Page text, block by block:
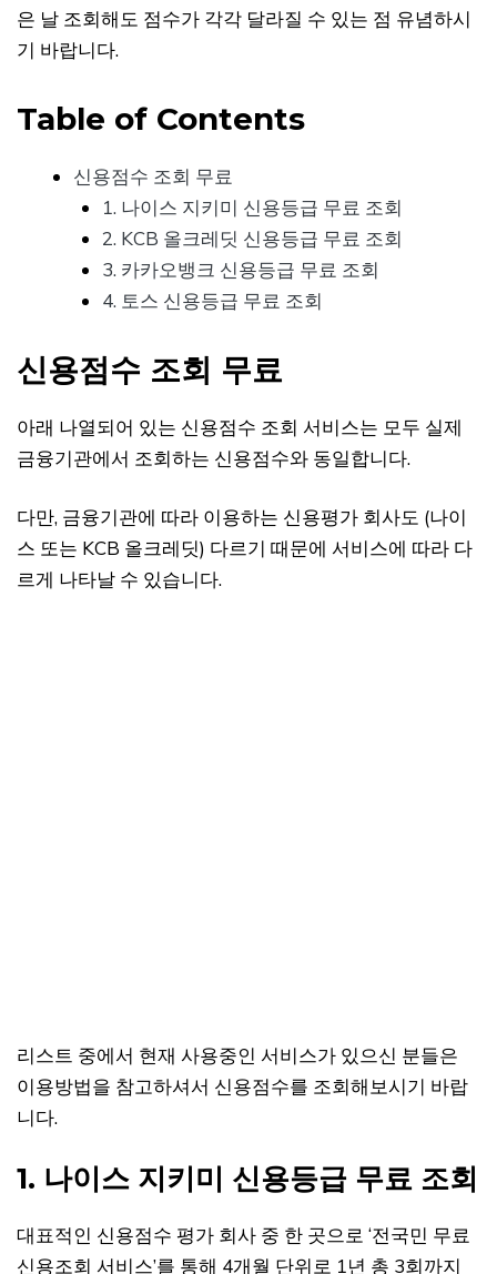
은 날 조회해도 점수가 각각 달라질 수 있는 점 유념하시
기 바랍니다.
Table of Contents
신용점수 조회 무료
1. 나이스 지키미 신용등급 무료 조회
2. KCB 올크레딧 신용등급 무료 조회
3. 카카오뱅크 신용등급 무료 조회
4. 토스 신용등급 무료 조회
신용점수 조회 무료
아래 나열되어 있는 신용점수 조회 서비스는 모두 실제
금융기관에서 조회하는 신용점수와 동일합니다.
다만, 금융기관에 따라 이용하는 신용평가 회사도 (나이
스 또는 KCB 올크레딧) 다르기 때문에 서비스에 따라 다
르게 나타날 수 있습니다.
리스트 중에서 현재 사용중인 서비스가 있으신 분들은
이용방법을 참고하셔서 신용점수를 조회해보시기 바랍
니다.
1. 나이스 지키미 신용등급 무료 조회
대표적인 신용점수 평가 회사 중 한 곳으로 ‘전국민 무료
신용조회 서비스’를 통해 4개월 단위로 1년 총 3회까지